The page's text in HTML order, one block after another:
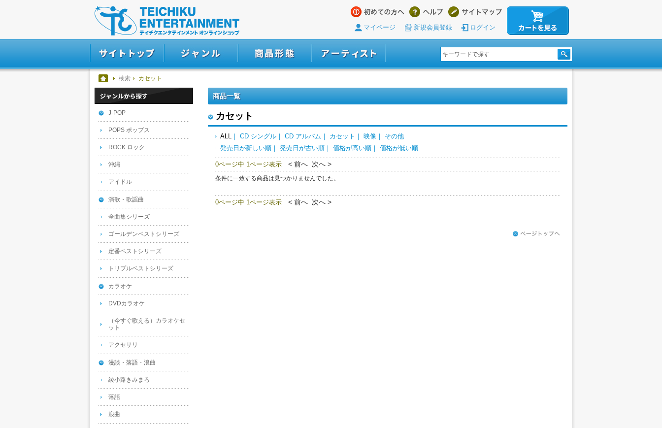
マイページ 新規会員登録 ログイン
検索 カセット
商品一覧
カセット
ALL ｜ CD シングル ｜ CD アルバム ｜ カセット ｜ 映像 ｜ その他
発売日が新しい順 ｜ 発売日が古い順 ｜ 価格が高い順 ｜ 価格が低い順
0ページ中 1ページ表示 < 前へ 次へ >
条件に一致する商品は見つかりませんでした。
0ページ中 1ページ表示 < 前へ 次へ >
J-POP
POPS ポップス
ROCK ロック
沖縄
アイドル
演歌・歌謡曲
全曲集シリーズ
ゴールデンベストシリーズ
定番ベストシリーズ
トリプルベストシリーズ
カラオケ
DVDカラオケ
（今すぐ歌える）カラオケセ
ット
アクセサリ
漫談・落語・浪曲
綾小路きみまろ
落語
浪曲